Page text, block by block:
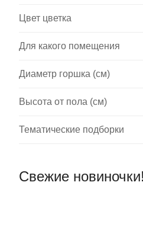
Цвет цветка
Для какого помещения
Диаметр горшка (см)
Высота от пола (см)
Тематические подборки
Свежие новиночки!